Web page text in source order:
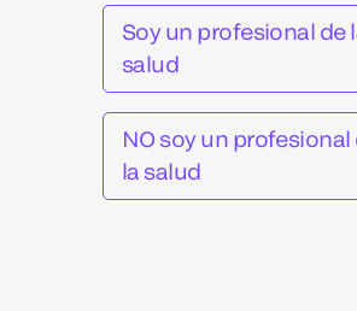
Soy un profesional de
salud
NO soy un profesional
la salud